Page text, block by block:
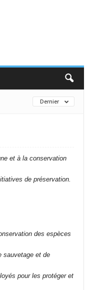
Dernier
et à la conservation
de préservation.
des espèces
sauvetage et de
pour les protéger et